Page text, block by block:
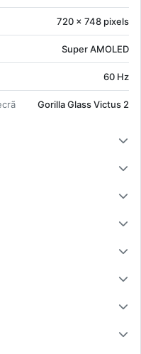
720 x 748 pi­xels
Super AMOLED
60 Hz
Go­rilla Glass Victus 2